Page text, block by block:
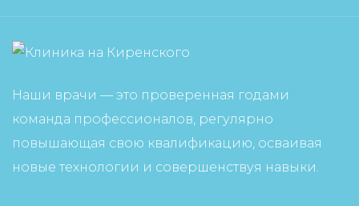
Наши врачи — это проверенная годами
команда профессионалов, регулярно
повышающая свою квалификацию, осваивая
новые технологии и совершенствуя навыки.